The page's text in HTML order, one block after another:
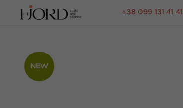
+38 099 131 41 41
NEW